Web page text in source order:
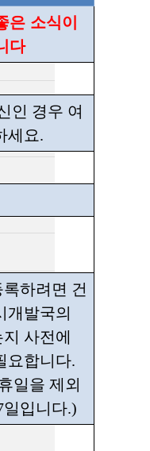
은 소식이
다
인 경우 여
세요.
하려면 건
개발국의
사전에
요합니다.
일을 제외
일입니다.)